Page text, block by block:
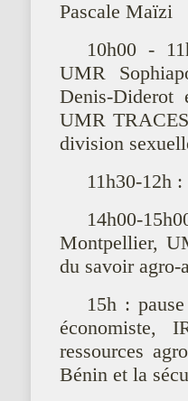
Pascale Maïzi
10h00 -
UMR
Denis-Diderot
UMR
division
11h30-12h
14h00-
Montpellier,
du savoir agro-
15h :
économiste,
ressources
Bénin et la